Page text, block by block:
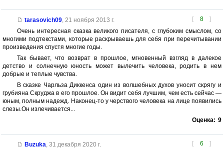
[ 8 ]
tarasovich09, 21 ноября 2013 г.
Очень интересная сказка великого писателя, с глубоким смыслом, со
многими подтекстами, которые раскрываешь для себя при перечитывании
произведения спустя многие годы.
Так бывает, что возврат в прошлое, мгновенный взгляд в далекое
детство и солнечную юность может вылечить человека, родить в нем
добрые и теплые чувства.
В сказке Чарльза Диккенса один из волшебных духов уносит скрягу и
грубияна Скруджа в его прошлое. Он видит себя лучшим, чем есть сейчас —
юным, полным надежд. Наконец-то у черствого человека на лице появились
слезы.Он излечивается...
Оценка: 9
[ 6 ]
Buzuka, 31 декабря 2020 г.